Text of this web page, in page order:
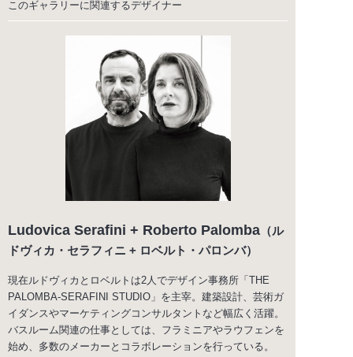
このギャラリーに関連するデザイナー
Ludovica Serafini + Roberto Palomba （ル
ドヴィカ・セラフィニ + ロベルト・パロンバ）
現在ルドヴィカとロベルトは2人でデザイン事務所「THE
PALOMBA-SERAFINI STUDIO」を主宰。建築設計、芸術ガ
イダンスやマーケティングコンサルタントなど幅広く活躍。
バスルーム関連の仕事としては、フラミニアやラウフェンを
始め、多数のメーカーとコラボレーションを行っている。